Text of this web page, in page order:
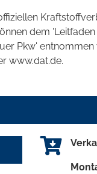
dem
Pkw'
www.dat.de.